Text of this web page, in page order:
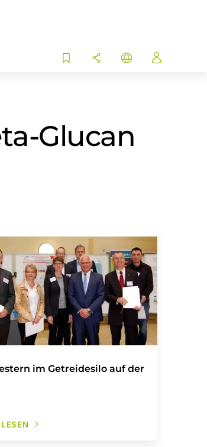
Glucan
im Getreidesilo auf der